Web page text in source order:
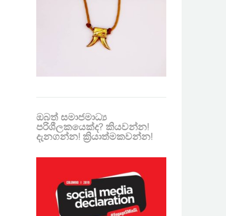
ඔබත් සමාජමාධ්‍ය
පරිශීලකයෙක්ද? කියවන්න!
දැනගන්න! ක්‍රියාත්මකවන්න!